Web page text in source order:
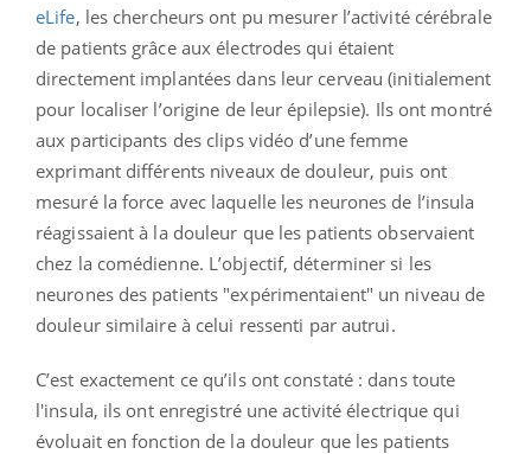
eLife, les chercheurs ont pu mesurer l’activité cérébrale
de patients grâce aux électrodes qui étaient
directement implantées dans leur cerveau (initialement
pour localiser l’origine de leur épilepsie). Ils ont montré
aux participants des clips vidéo d’une femme
exprimant différents niveaux de douleur, puis ont
mesuré la force avec laquelle les neurones de l’insula
réagissaient à la douleur que les patients observaient
chez la comédienne. L’objectif, déterminer si les
neurones des patients "expérimentaient" un niveau de
douleur similaire à celui ressenti par autrui.
C’est exactement ce qu’ils ont constaté : dans toute
l'insula, ils ont enregistré une activité électrique qui
évoluait en fonction de la douleur que les patients